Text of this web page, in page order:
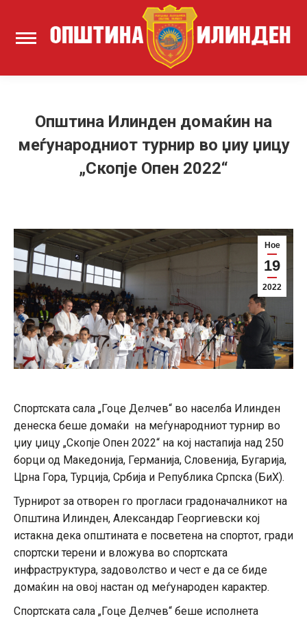
Општина Илинден домаќин на
меѓународниот турнир во џиу џицу
„Скопје Опен 2022“
Ное
19
2022
Спортската сала „Гоце Делчев“ во населба Илинден
денеска беше домаќи на меѓународниот турнир во
џиу џицу „Скопје Опен 2022“ на кој настапија над 250
борци од Македонија, Германија, Словенија, Бугарија,
Црна Гора, Турција, Србија и Република Српска (БиХ).
Турнирот за отворен го прогласи градоначалникот на
Општина Илинден, Александар Георгиевски кој
истакна дека општината е посветена на спортот, гради
спортски терени и вложува во спортската
инфраструктура, задоволство и чест е да се биде
домаќин на овој настан од меѓународен карактер.
Спортската сала „Гоце Делчев“ беше исполнета